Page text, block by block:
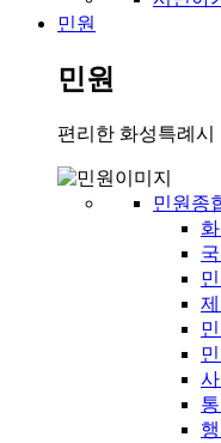
민원
민원
편리한 화성특례
민원종